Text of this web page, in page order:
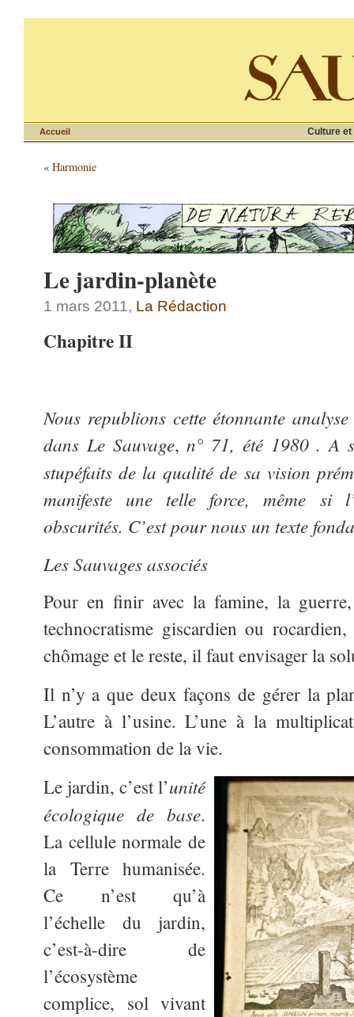
Culture et
Accueil
« Harmonie
Le jardin-planète
1 mars 2011, La Rédaction
Chapitre II
Nous republions cette étonnante
dans Le Sauvage,n° 71, été 1980 . A
stupéfaits de la qualité de sa vision
manifeste une telle force, même si
obscurités. C’est pour nous un texte
Les Sauvages associés
Pour en finir avec la famine, la
technocratisme giscardien ou
chômage et le reste, il faut envisager la
Il n’y a que deux façons de gérer la
L’autre à l’usine. L’une à la
consommation de la vie.
Le jardin, c’est l’unité
écologique de base.
La cellule normale de
la Terre humanisée.
Ce n’est qu’à
l’échelle du jardin,
c’est-à-dire de
l’écosystème
complice, sol vivant